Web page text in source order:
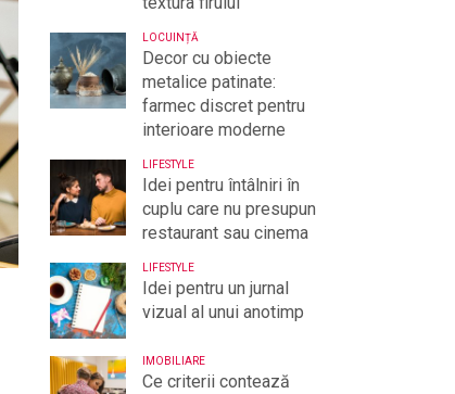
LOCUINȚĂ
Decor cu obiecte
metalice patinate:
farmec discret pentru
interioare moderne
LIFESTYLE
Idei pentru întâlniri în
cuplu care nu presupun
restaurant sau cinema
LIFESTYLE
Idei pentru un jurnal
vizual al unui anotimp
IMOBILIARE
Ce criterii contează